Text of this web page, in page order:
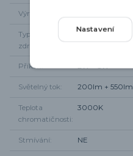
Výrobce
Typ světelného
zdroje
integrované LED
Příkon 2W + 5W
Světelný tok 200lm + 550lm
Teplota
chromatičnosti
3000K
Stmívání NE
Nastavení